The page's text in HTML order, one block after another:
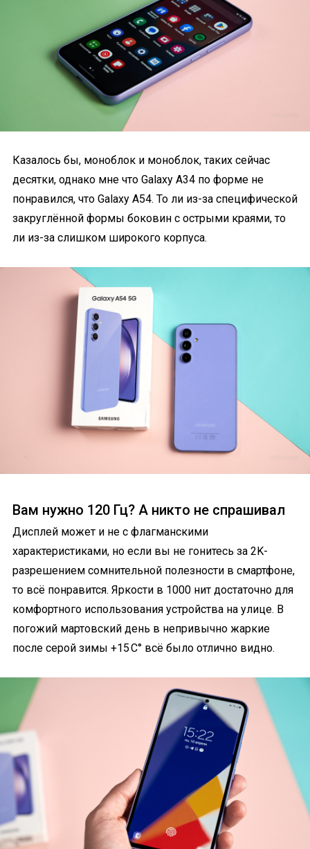
Казалось бы, моноблок и моноблок, таких сейчас
десятки, однако мне что Galaxy A34 по форме не
понравился, что Galaxy A54. То ли из-за специфической
закруглённой формы боковин с острыми краями, то
ли из-за слишком широкого корпуса.
Вам нужно 120 Гц? А никто не спрашивал
Дисплей может и не с флагманскими
характеристиками, но если вы не гонитесь за 2K-
разрешением сомнительной полезности в смартфоне,
то всё понравится. Яркости в 1000 нит достаточно для
комфортного использования устройства на улице. В
погожий мартовский день в непривычно жаркие
после серой зимы +15 С° всё было отлично видно.